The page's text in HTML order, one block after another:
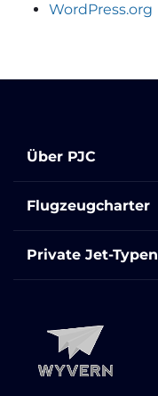
WordPress.org
Über PJC
Flugzeugcharter
Private Jet-Typen